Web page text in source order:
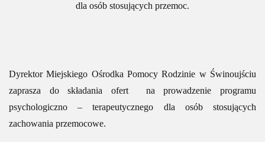
dla osób stosujących przemoc.
Dyrektor Miejskiego Ośrodka Pomocy Rodzinie w Świnoujściu
zaprasza do składania ofert na prowadzenie programu
psychologiczno – terapeutycznego dla osób stosujących
zachowania przemocowe.